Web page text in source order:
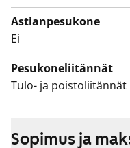
Astianpesukone
Ei
Pesukoneliitännät
Tulo- ja poistoliitännät
Sopimus ja